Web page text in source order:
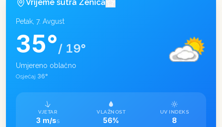
Vrijeme sutra Zenica
Petak, 7. Avgust
35°/ 19°
Umjereno oblačno
Osjećaj 36°
VJETAR
3 m/sS
VLAŽNOST
56%
UV INDEKS
8